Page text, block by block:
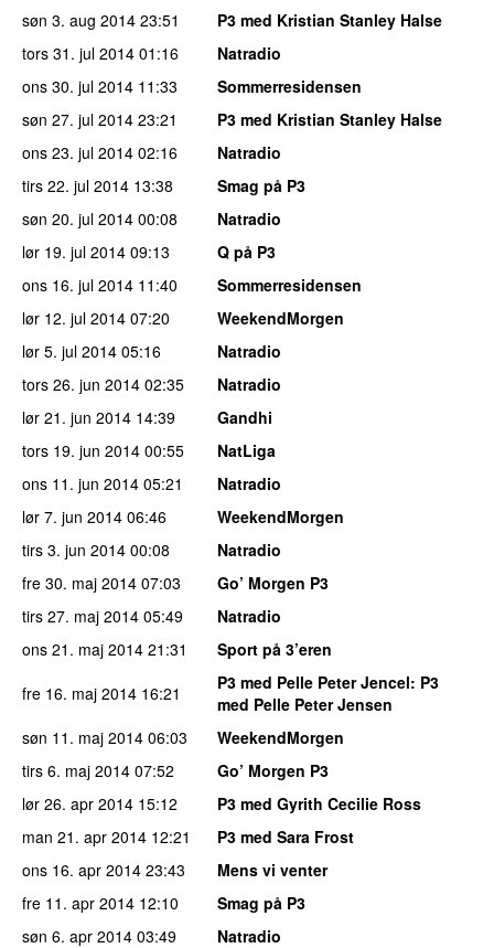
søn 3. aug 2014 23:51
P3 med Kristian Stanley Halse
tors 31. jul 2014 01:16
Natradio
ons 30. jul 2014 11:33
Sommerresidensen
søn 27. jul 2014 23:21
P3 med Kristian Stanley Halse
ons 23. jul 2014 02:16
Natradio
tirs 22. jul 2014 13:38
Smag på P3
søn 20. jul 2014 00:08
Natradio
lør 19. jul 2014 09:13
Q på P3
ons 16. jul 2014 11:40
Sommerresidensen
lør 12. jul 2014 07:20
WeekendMorgen
lør 5. jul 2014 05:16
Natradio
tors 26. jun 2014 02:35
Natradio
lør 21. jun 2014 14:39
Gandhi
tors 19. jun 2014 00:55
NatLiga
ons 11. jun 2014 05:21
Natradio
lør 7. jun 2014 06:46
WeekendMorgen
tirs 3. jun 2014 00:08
Natradio
fre 30. maj 2014 07:03
Go’ Morgen P3
tirs 27. maj 2014 05:49
Natradio
ons 21. maj 2014 21:31
Sport på 3’eren
fre 16. maj 2014 16:21 P3 med Pelle Peter Jencel: P3
med Pelle Peter Jensen
søn 11. maj 2014 06:03
WeekendMorgen
tirs 6. maj 2014 07:52
Go’ Morgen P3
lør 26. apr 2014 15:12
P3 med Gyrith Cecilie Ross
man 21. apr 2014 12:21
P3 med Sara Frost
ons 16. apr 2014 23:43
Mens vi venter
fre 11. apr 2014 12:10
Smag på P3
søn 6. apr 2014 03:49
Natradio